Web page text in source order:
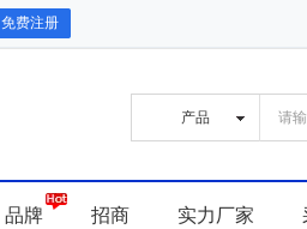
免费注册
品牌 招商 实力厂家